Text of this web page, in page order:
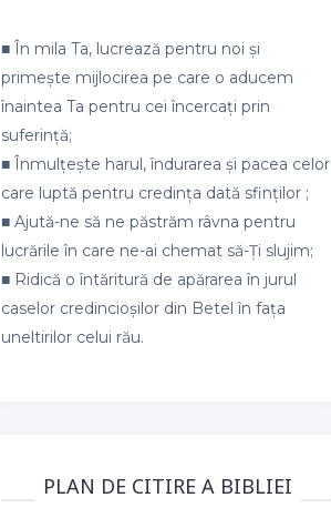
■ În mila Ta, lucrează pentru noi și
primește mijlocirea pe care o aducem
înaintea Ta pentru cei încercați prin
suferință;
■ Înmulțește harul, îndurarea și pacea celor
care luptă pentru credința dată sfinților ;
■ Ajută-ne să ne păstrăm râvna pentru
lucrările în care ne-ai chemat să-Ți slujim;
■ Ridică o întăritură de apărarea în jurul
caselor credincioșilor din Betel în fața
uneltirilor celui rău.
PLAN DE CITIRE A BIBLIEI